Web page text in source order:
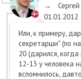
→
01.01.2012
Или, к примеру,
секретарши" (по
20 (дарился,
12-13 у человека
вспомнилось,